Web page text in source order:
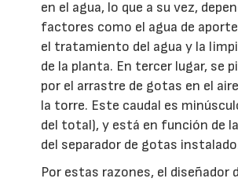
en el agua, lo que a su vez,
factores como el agua de
el tratamiento del agua y la
de la planta. En tercer lugar, se
por el arrastre de gotas en el
la torre. Este caudal es
del total), y está en función de
del separador de gotas
Por estas razones, el diseñador